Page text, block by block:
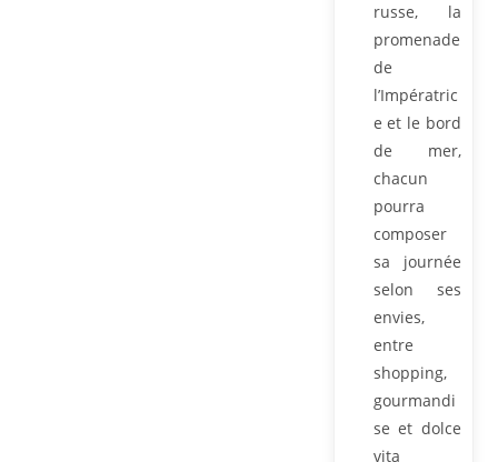
russe, la
promenade
de
l’Impératric
e et le bord
de mer,
chacun
pourra
composer
sa journée
selon ses
envies,
entre
shopping,
gourmandi
se et dolce
vita